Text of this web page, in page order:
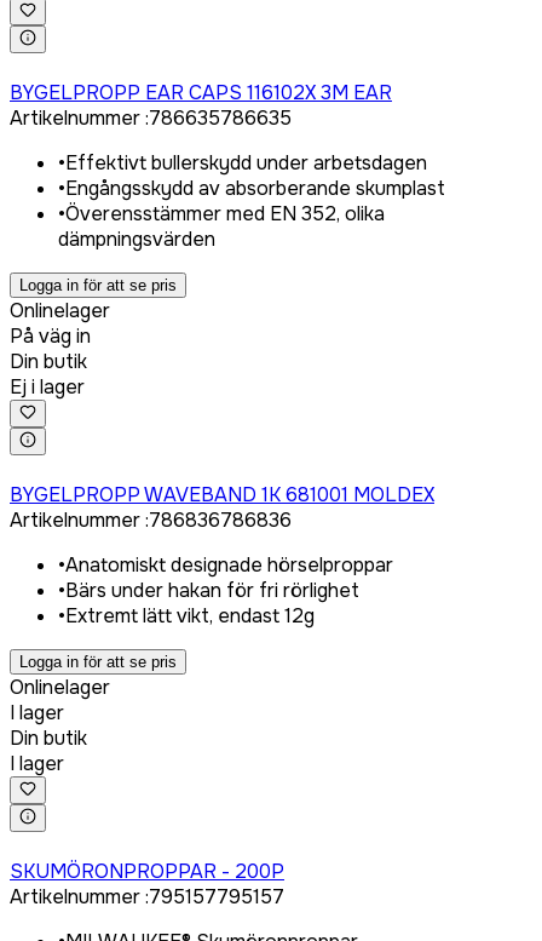
BYGELPROPP EAR CAPS 116102X 3M EAR
Artikelnummer:786635786635
•Effektivt bullerskydd under arbetsdagen
•Engångsskydd av absorberande skumplast
•Överensstämmer med EN 352, olika
dämpningsvärden
Logga in för att se pris
Onlinelager
På väg in
Din butik
Ej i lager
BYGELPROPP WAVEBAND 1K 681001 MOLDEX
Artikelnummer:786836786836
•Anatomiskt designade hörselproppar
•Bärs under hakan för fri rörlighet
•Extremt lätt vikt, endast 12g
Logga in för att se pris
Onlinelager
I lager
Din butik
I lager
SKUMÖRONPROPPAR - 200P
Artikelnummer:795157795157